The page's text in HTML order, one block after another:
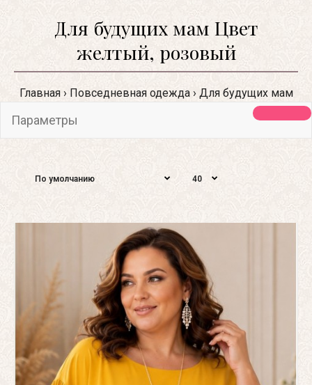
Для будущих мам Цвет
желтый, розовый
Главная Повседневная одежда Для будущих мам
Параметры